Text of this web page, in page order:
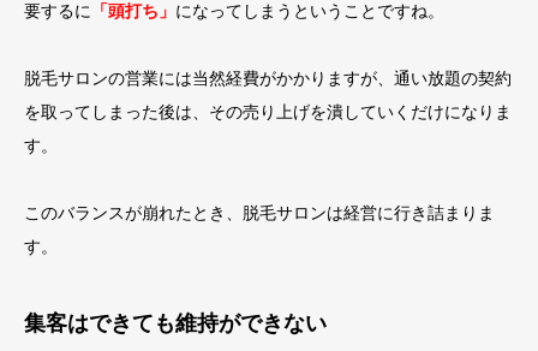
要するに 「頭打ち」 になってしまうということですね。
脱毛サロンの営業には当然経費がかかりますが、通い放題の契約
を取ってしまった後は、その売り上げを潰していくだけになりま
す。
このバランスが崩れたとき、脱毛サロンは経営に行き詰まりま
す。
集客はできても維持ができない